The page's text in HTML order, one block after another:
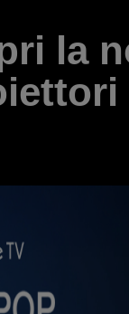
la